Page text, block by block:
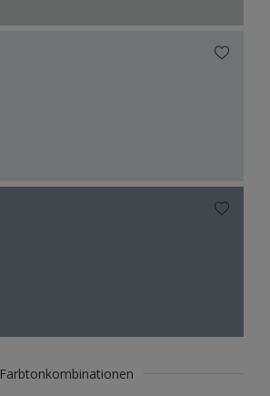
Farbtonkombinationen